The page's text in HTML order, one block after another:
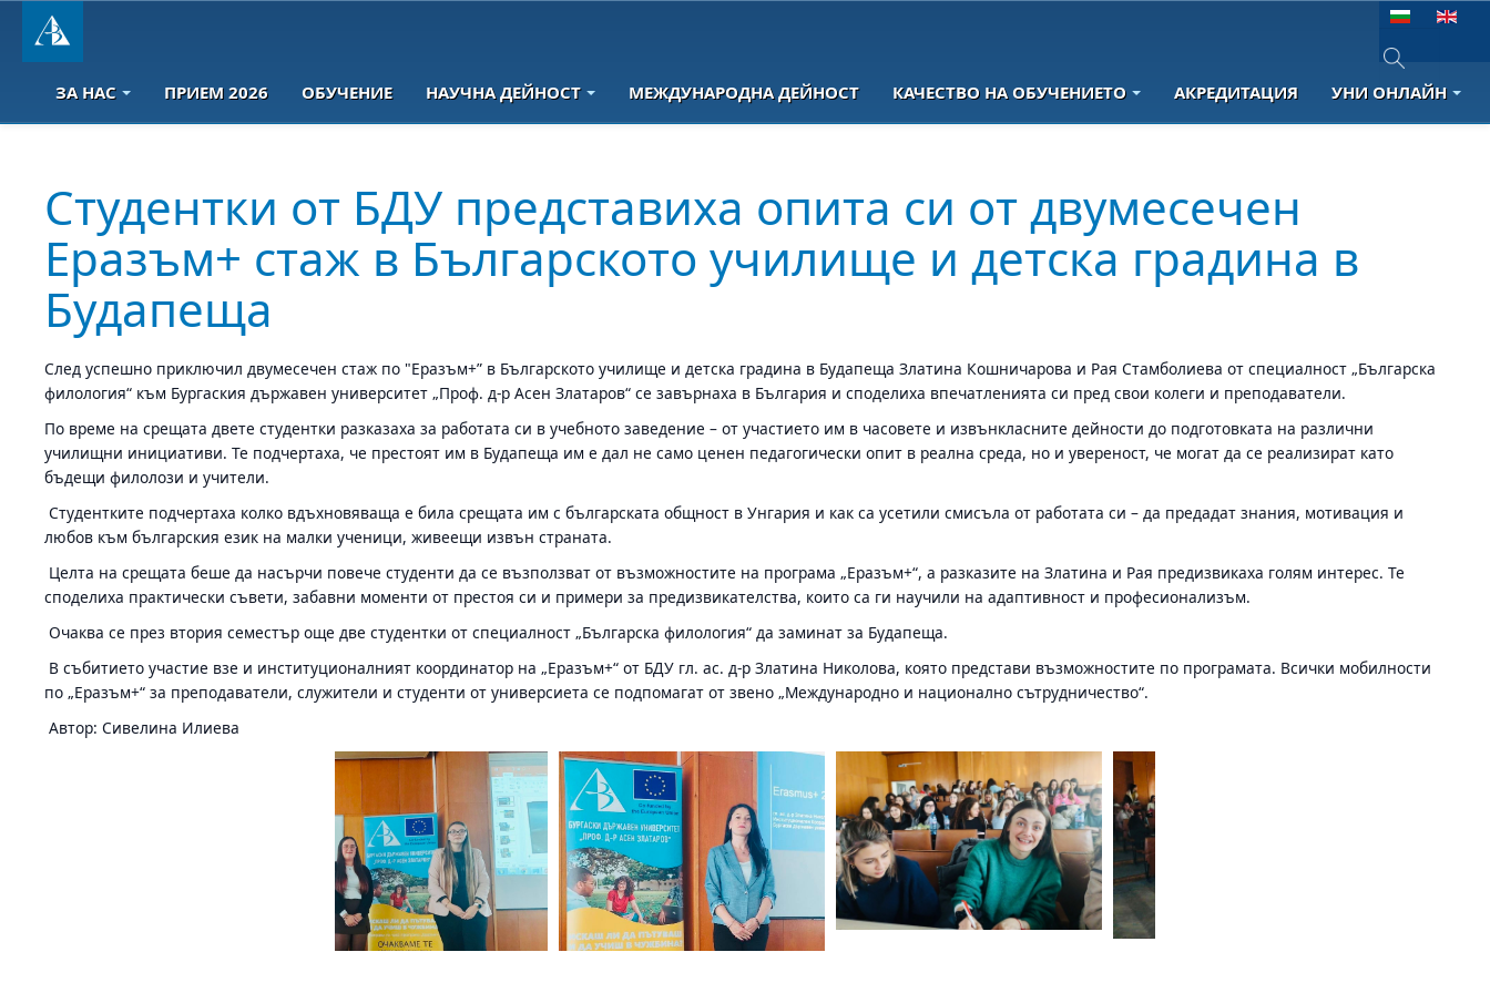
Изберете език
Type 2 or
ЗА НАС ПРИЕМ 2026 ОБУЧЕНИЕ НАУЧНА ДЕЙНОСТ МЕЖДУНАРОДНА ДЕЙНОСТ КАЧЕСТВО НА ОБУЧЕНИЕТО АКРЕДИТАЦИЯ УНИ ОНЛАЙН
Студентки от БДУ представиха опита си от двумесечен
Еразъм+ стаж в Българското училище и детска градина в
Будапеща
След успешно приключил двумесечен стаж по "Еразъм+” в Българското училище и детска градина в Будапеща Златина Кошничарова и Рая Стамболиева от специалност „Българска
филология“ към Бургаския държавен университет „Проф. д-р Асен Златаров“ се завърнаха в България и споделиха впечатленията си пред свои колеги и преподаватели.
По време на срещата двете студентки разказаха за работата си в учебното заведение – от участието им в часовете и извънкласните дейности до подготовката на различни
училищни инициативи. Те подчертаха, че престоят им в Будапеща им е дал не само ценен педагогически опит в реална среда, но и увереност, че могат да се реализират като
бъдещи филолози и учители.
Студентките подчертаха колко вдъхновяваща е била срещата им с българската общност в Унгария и как са усетили смисъла от работата си – да предадат знания, мотивация и
любов към българския език на малки ученици, живеещи извън страната.
Целта на срещата беше да насърчи повече студенти да се възползват от възможностите на програма „Еразъм+“, а разказите на Златина и Рая предизвикаха голям интерес. Те
споделиха практически съвети, забавни моменти от престоя си и примери за предизвикателства, които са ги научили на адаптивност и професионализъм.
Очаква се през втория семестър още две студентки от специалност „Българска филология“ да заминат за Будапеща.
В събитието участие взе и институционалният координатор на „Еразъм+“ от БДУ гл. ас. д-р Златина Николова, която представи възможностите по програмата. Всички мобилности
по „Еразъм+“ за преподаватели, служители и студенти от универсиета се подпомагат от звено „Международно и национално сътрудничество“.
Автор: Сивелина Илиева